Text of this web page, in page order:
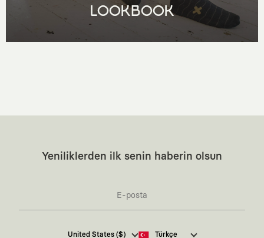
LOOKBOOK
Yeniliklerden ilk senin haberin olsun
Kaft Tasarım Tekstil Sanayi ve Ticaret Anonim
United States ($) Türkçe